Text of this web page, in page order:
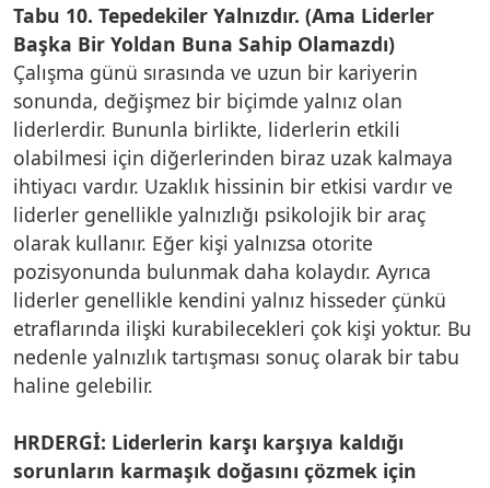
Tabu 10. Tepedekiler Yalnızdır. (Ama Liderler
Başka Bir Yoldan Buna Sahip Olamazdı)
Çalışma günü sırasında ve uzun bir kariyerin
sonunda, değişmez bir biçimde yalnız olan
liderlerdir. Bununla birlikte, liderlerin etkili
olabilmesi için diğerlerinden biraz uzak kalmaya
ihtiyacı vardır. Uzaklık hissinin bir etkisi vardır ve
liderler genellikle yalnızlığı psikolojik bir araç
olarak kullanır. Eğer kişi yalnızsa otorite
pozisyonunda bulunmak daha kolaydır. Ayrıca
liderler genellikle kendini yalnız hisseder çünkü
etraflarında ilişki kurabilecekleri çok kişi yoktur. Bu
nedenle yalnızlık tartışması sonuç olarak bir tabu
haline gelebilir.
HRDERGİ: Liderlerin karşı karşıya kaldığı
sorunların karmaşık doğasını çözmek için